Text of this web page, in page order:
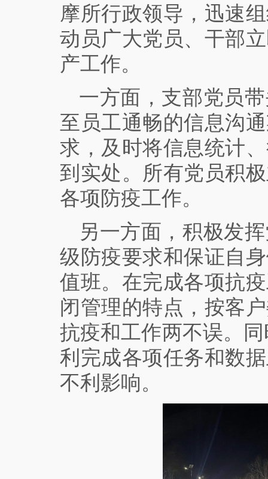
摩所行政领导，迅速
动员广大党员、干部
产工作。
一方面，支部党员
至员工通畅的信息沟
求，及时将信息统计
到实处。所有党员积
各项防疫工作。
另一方面，积极发
级防疫要求和保证自
值班。在完成各项抗
闭管理的特点，按客
抗疫和工作两不误。
利完成各项任务和数
不利影响。